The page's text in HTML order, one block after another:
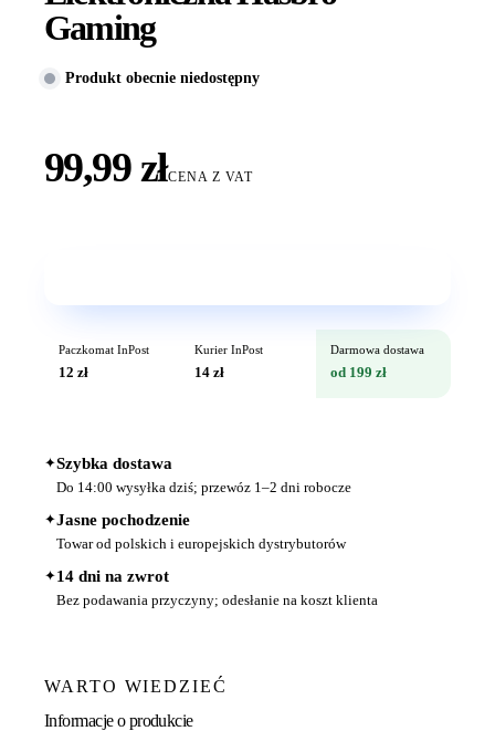
Gaming
Produkt obecnie niedostępny
99,99 złCENA Z VAT
Paczkomat InPost
12 zł
Kurier InPost
14 zł
Darmowa dostawa
od 199 zł
✦Szybka dostawa
Do 14:00 wysyłka dziś; przewóz 1–2 dni robocze
✦Jasne pochodzenie
Towar od polskich i europejskich dystrybutorów
✦14 dni na zwrot
Bez podawania przyczyny; odesłanie na koszt klienta
WARTO WIEDZIEĆ
Informacje o produkcie